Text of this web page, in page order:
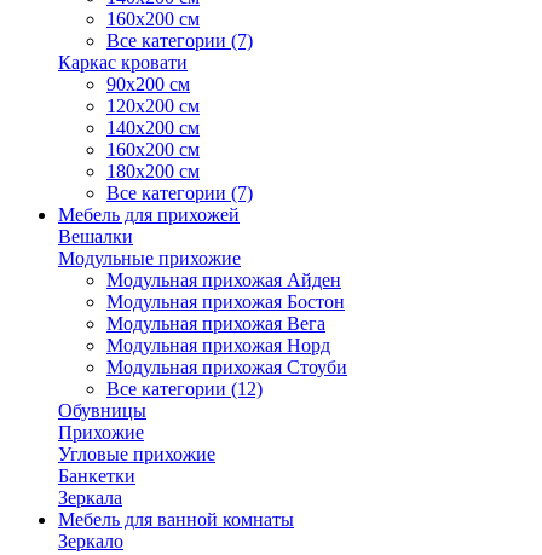
160х200 см
Все категории (7)
Каркас кровати
90х200 см
120х200 см
140х200 см
160х200 см
180х200 см
Все категории (7)
Мебель для прихожей
Вешалки
Модульные прихожие
Модульная прихожая Айден
Модульная прихожая Бостон
Модульная прихожая Вега
Модульная прихожая Норд
Модульная прихожая Стоуби
Все категории (12)
Обувницы
Прихожие
Угловые прихожие
Банкетки
Зеркала
Мебель для ванной комнаты
Зеркало